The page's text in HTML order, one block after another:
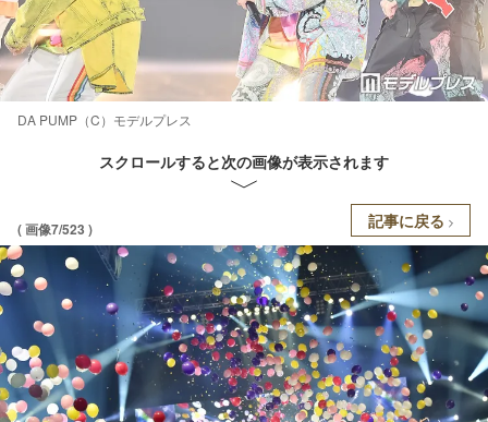
DA PUMP（C）モデルプレス
スクロールすると次の画像が表示されます
( 画像7/523 ) 記事に戻る